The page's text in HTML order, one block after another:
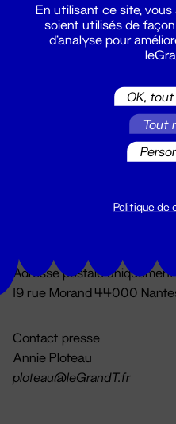
Du lundi au vendredi 14h →
Adresse postale uniquement
19 rue Morand 44000
Contact presse
Annie Ploteau
ploteau@leGrandT.fr
En utilisant ce site,
soient utilisés de
d'analyse pour
OK,
Tout
Politique de